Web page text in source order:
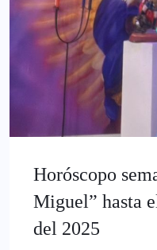
Horóscopo
Miguel” hasta
del 2025